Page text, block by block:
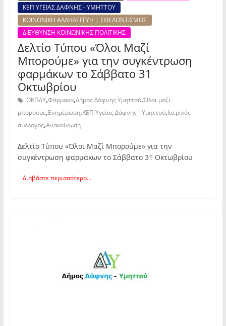
ΚΕΠ ΥΓΕΙΑΣ ΔΑΦΝΗΣ - ΥΜΗΤΤΟΥ
ΚΟΙΝΩΝΙΚΗ ΑΛΛΗΛΕΓΓΥΗ | ΕΘΕΛΟΝΤΙΣΜΟΣ
ΔΙΕΥΘΥΝΣΗ ΚΟΙΝΩΝΙΚΗΣ ΠΟΛΙΤΙΚΗΣ
Δελτίο Τύπου «Όλοι Μαζί
Μπορούμε» για την συγκέντρωση
φαρμάκων το Σάββατο 31
Οκτωβρίου
ΟΚΠΔΥ,Φάρμακα,Δήμος Δάφνης Υμηττού,Όλοι μαζί
μπορούμε,Ενημέρωση,ΚΕΠ Υγείας Δάφνης - Υμηττού,Ιατρικός
σύλλογος,Ανακοίνωση
Δελτίο Τύπου «Όλοι Μαζί Μπορούμε» για την
συγκέντρωση φαρμάκων το Σάββατο 31 Οκτωβρίου
Διαβάστε περισσότερα...